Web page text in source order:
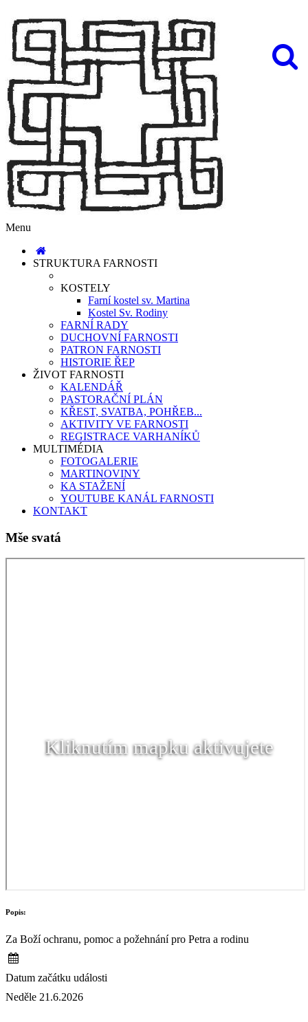
Menu
STRUKTURA FARNOSTI
KOSTELY
Farní kostel sv. Martina
Kostel Sv. Rodiny
FARNÍ RADY
DUCHOVNÍ FARNOSTI
PATRON FARNOSTI
HISTORIE ŘEP
ŽIVOT FARNOSTI
KALENDÁŘ
PASTORAČNÍ PLÁN
KŘEST, SVATBA, POHŘEB...
AKTIVITY VE FARNOSTI
REGISTRACE VARHANÍKŮ
MULTIMÉDIA
FOTOGALERIE
MARTINOVINY
KA STAŽENÍ
YOUTUBE KANÁL FARNOSTI
KONTAKT
Mše svatá
Kliknutím mapku aktivujete
Popis:
Za Boží ochranu, pomoc a požehnání pro Petra a rodinu
Datum začátku události
Neděle 21.6.2026